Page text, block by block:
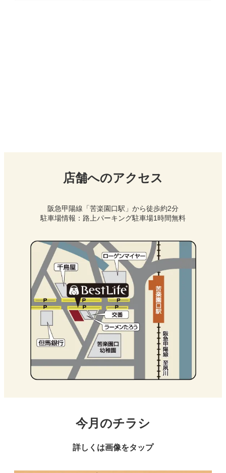
店舗へのアクセス
阪急甲陽線「苦楽園口駅」から徒歩約2分
駐車場情報：路上パーキング駐車場1時間無料
今月のチラシ
詳しくは画像をタップ